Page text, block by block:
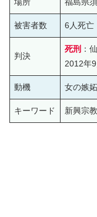
場所 福島県
被害者数 6人死亡
判決
死刑 ：
2012年
動機 女の嫉
キーワード 新興宗教